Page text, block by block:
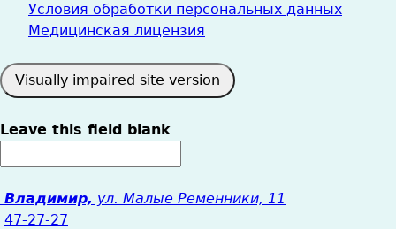
Условия обработки персональных данных
Медицинская лицензия
Leave this field blank
Владимир, ул. Малые Ременники, 11
47-27-27